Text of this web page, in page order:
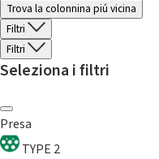
Trova la colonnina piú vicina
Filtri
Filtri
Seleziona i filtri
Presa
TYPE 2